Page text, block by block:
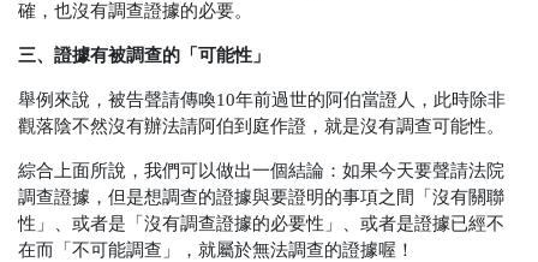
確，也沒有調查證據的必要。
三、證據有被調查的「可能性」
舉例來說，被告聲請傳喚10年前過世的阿伯當證人，此時除非
觀落陰不然沒有辦法請阿伯到庭作證，就是沒有調查可能性。
綜合上面所說，我們可以做出一個結論：如果今天要聲請法院
調查證據，但是想調查的證據與要證明的事項之間「沒有關聯
性」、或者是「沒有調查證據的必要性」、或者是證據已經不
在而「不可能調查」，就屬於無法調查的證據喔！